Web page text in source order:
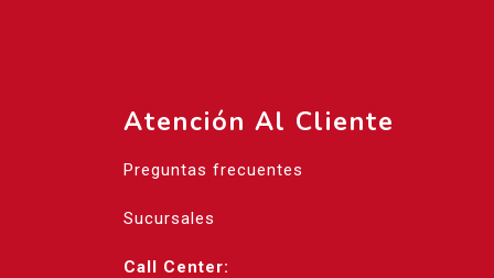
Atención Al Cliente
Preguntas frecuentes
Sucursales
Call Center: